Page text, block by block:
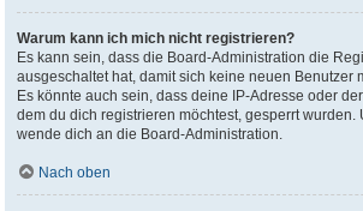
Warum kann ich mich nicht registrieren?
Es kann sein, dass die Board-Administration die
ausgeschaltet hat, damit sich keine neuen Benutzer
Es könnte auch sein, dass deine IP-Adresse oder
dem du dich registrieren möchtest, gesperrt wurden.
wende dich an die Board-Administration.
Nach oben